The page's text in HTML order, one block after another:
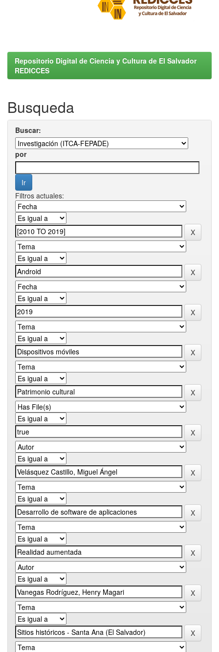
Repositorio Digital de Ciencia y Cultura de El Salvador
REDICCES
Busqueda
Buscar:
por
Filtros actuales: